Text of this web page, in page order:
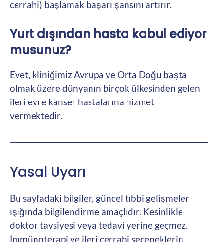
cerrahi) başlamak başarı şansını artırır.
Yurt dışından hasta kabul ediyor
musunuz?
Evet, kliniğimiz Avrupa ve Orta Doğu başta
olmak üzere dünyanın birçok ülkesinden gelen
ileri evre kanser hastalarına hizmet
vermektedir.
Yasal Uyarı
Bu sayfadaki bilgiler, güncel tıbbi gelişmeler
ışığında bilgilendirme amaçlıdır. Kesinlikle
doktor tavsiyesi veya tedavi yerine geçmez.
İmmünoterapi ve ileri cerrahi seçeneklerin